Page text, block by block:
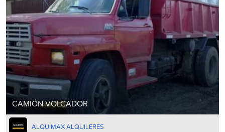
CAMIÓN VOLCADOR
ALQUIMAX ALQUILERES